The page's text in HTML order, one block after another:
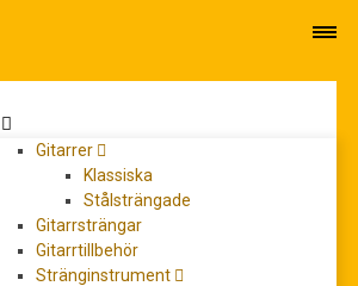
Gitarrer
Klassiska
Stålsträngade
Gitarrsträngar
Gitarrtillbehör
Stränginstrument